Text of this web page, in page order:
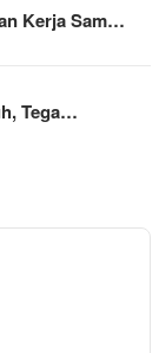
Kerja Sam…
Tega…